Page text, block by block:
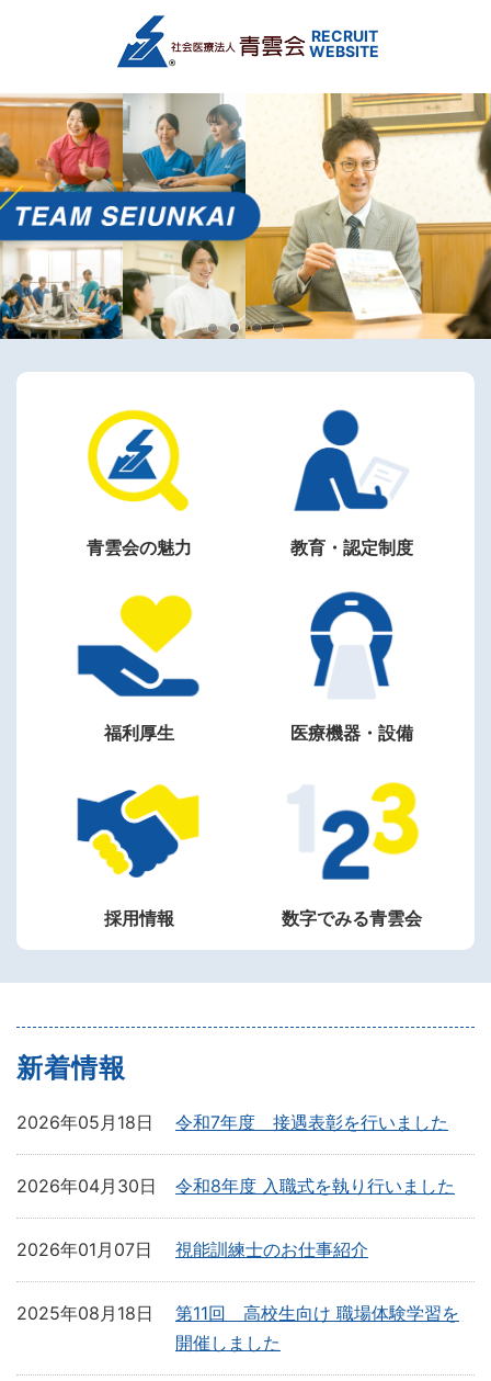
青雲会の魅力 教育・認定制度
福利厚生 医療機器・設備
採用情報 数字でみる青雲会
新着情報
令和7年度 接遇表彰を行いました
2026年05月18日
令和8年度 入職式を執り行いました
2026年04月30日
視能訓練士のお仕事紹介
2026年01月07日
第11回 高校生向け 職場体験学習を
開催しました
2025年08月18日